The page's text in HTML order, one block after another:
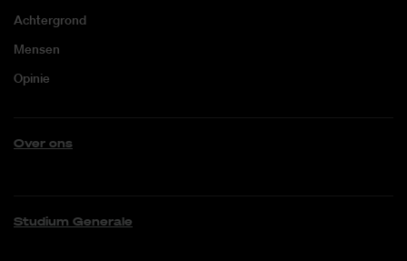
Achtergrond
Mensen
Opinie
Over ons
Studium Generale